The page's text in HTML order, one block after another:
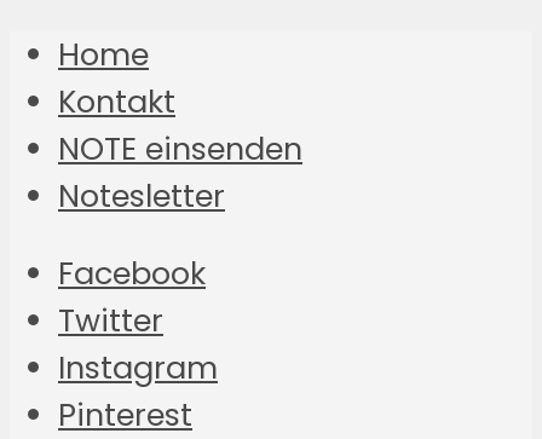
Home
Kontakt
NOTE einsenden
Notesletter
Facebook
Twitter
Instagram
Pinterest